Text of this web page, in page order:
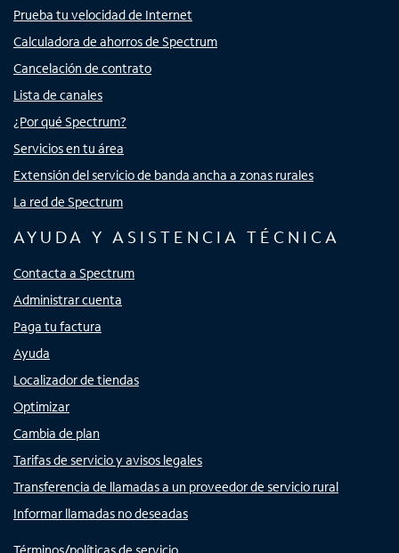
Prueba tu velocidad de Internet
Calculadora de ahorros de Spectrum
Cancelación de contrato
Lista de canales
¿Por qué Spectrum?
Servicios en tu área
Extensión del servicio de banda ancha a zonas rurales
La red de Spectrum
AYUDA Y ASISTENCIA TÉCNICA
Contacta a Spectrum
Administrar cuenta
Paga tu factura
Ayuda
Localizador de tiendas
Optimizar
Cambia de plan
Tarifas de servicio y avisos legales
Transferencia de llamadas a un proveedor de servicio rural
Informar llamadas no deseadas